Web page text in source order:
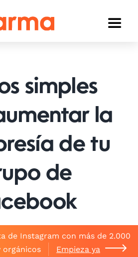
Toggle
simples
la
de tu
de
de Instagram con más de 2.000
orgánicos
Empieza ya